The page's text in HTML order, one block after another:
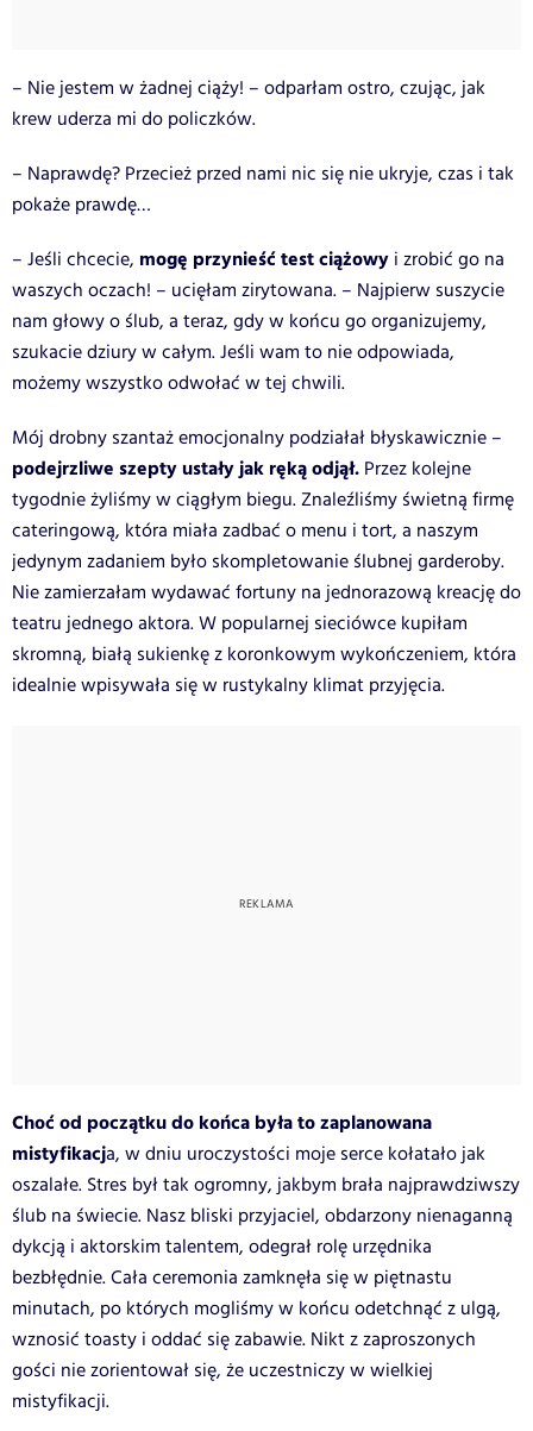
– Nie jestem w żadnej ciąży! – odparłam ostro, czując, jak
krew uderza mi do policzków.
– Naprawdę? Przecież przed nami nic się nie ukryje, czas i tak
pokaże prawdę…
– Jeśli chcecie, mogę przynieść test ciążowy i zrobić go na
waszych oczach! – ucięłam zirytowana. – Najpierw suszycie
nam głowy o ślub, a teraz, gdy w końcu go organizujemy,
szukacie dziury w całym. Jeśli wam to nie odpowiada,
możemy wszystko odwołać w tej chwili.
Mój drobny szantaż emocjonalny podziałał błyskawicznie –
podejrzliwe szepty ustały jak ręką odjął. Przez kolejne
tygodnie żyliśmy w ciągłym biegu. Znaleźliśmy świetną firmę
cateringową, która miała zadbać o menu i tort, a naszym
jedynym zadaniem było skompletowanie ślubnej garderoby.
Nie zamierzałam wydawać fortuny na jednorazową kreację do
teatru jednego aktora. W popularnej sieciówce kupiłam
skromną, białą sukienkę z koronkowym wykończeniem, która
idealnie wpisywała się w rustykalny klimat przyjęcia.
Choć od początku do końca była to zaplanowana
mistyfikacja, w dniu uroczystości moje serce kołatało jak
oszalałe. Stres był tak ogromny, jakbym brała najprawdziwszy
ślub na świecie. Nasz bliski przyjaciel, obdarzony nienaganną
dykcją i aktorskim talentem, odegrał rolę urzędnika
bezbłędnie. Cała ceremonia zamknęła się w piętnastu
minutach, po których mogliśmy w końcu odetchnąć z ulgą,
wznosić toasty i oddać się zabawie. Nikt z zaproszonych
gości nie zorientował się, że uczestniczy w wielkiej
mistyfikacji.